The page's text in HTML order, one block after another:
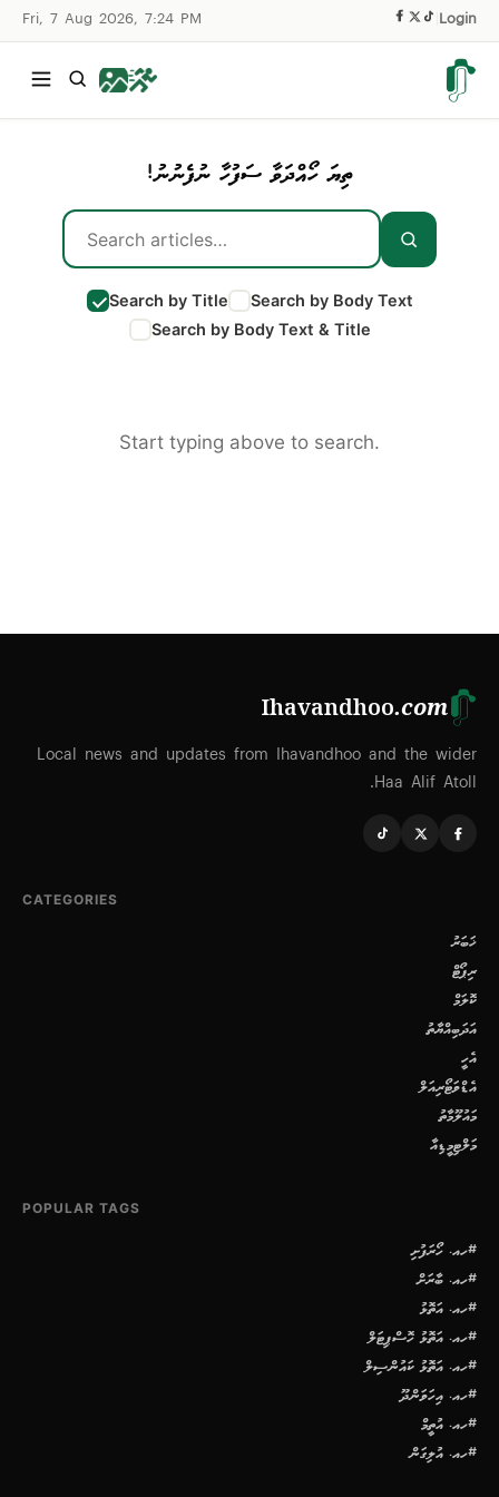
Fri, 7 Aug 2026, 7:24 PM Login
ތިޔަ ހޯއްދަވާ ސަފުހާ ނުފެނުނު!
Search by Title
Search by Body Text
Search by Body Text & Title
Start typing above to search.
Ihavandhoo.com
Local news and updates from Ihavandhoo and the wider
Haa Alif Atoll.
CATEGORIES
ޚަބަރު
ރިޕޯޓް
ކޮލަމް
އަދަބިއްޔާތު
އެހީ
އެޑްވަޓޯރިއަލް
މައުލޫމާތު
މަލްޓިމީޑިއާ
POPULAR TAGS
#ހއ. ހޯރަފުށި
#ހއ. ބާރަށް
#ހއ. އަތޮޅު
#ހއ. އަތޮޅު ހޮސްޕިޓަލް
#ހއ. އަތޮޅު ކައުންސިލް
#ހއ. އިހަވަންދޫ
#ހއ. އުތީމް
#ހއ. އުލިގަން